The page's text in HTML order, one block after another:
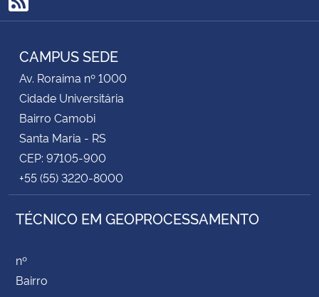
RSS
CAMPUS SEDE
Av. Roraima nº 1000
Cidade Universitária
Bairro Camobi
Santa Maria - RS
CEP: 97105-900
+55 (55) 3220-8000
TÉCNICO EM GEOPROCESSAMENTO
nº
Bairro